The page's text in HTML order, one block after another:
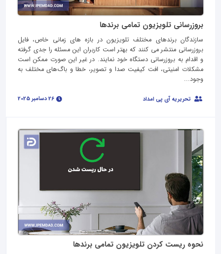
بروزرسانی تلویزیون تمامی برندها
سازندگان برندهای مختلف تلویزیون در بازه های زمانی خاص، فایل
بروزرسانی منتشر می کنند که بهتر است کاربران این مسئله را جدی گرفته
و اقدام به بروزرسانی دستگاه خود نمایند. در غیر این صورت ممکن است
مشکلات امنیتی، افت کیفیت صدا و تصویر، خطا و باگ‌های مختلف به
وجود...
تحریریه آی پی امداد
نحوه ریست کردن تلویزیون تمامی برندها